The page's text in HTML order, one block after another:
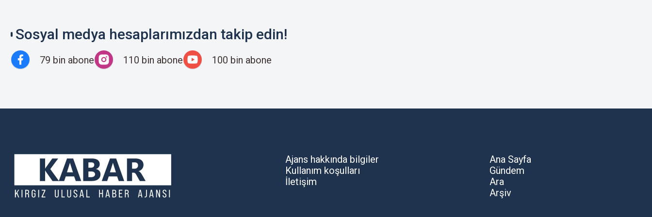
Sosyal medya hesaplarımızdan takip edin!
79 bin abone 110 bin abone 100 bin abone
Ajans hakkında bilgiler
Kullanım koşulları
İletişim
Ana Sayfa
Gündem
Ara
Arşiv